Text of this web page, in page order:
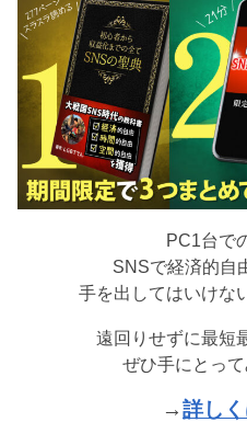
PC1台で
SNSで経済的自
手を出してはいけな
遠回りせずに最短
ぜひ手にとって
→詳し